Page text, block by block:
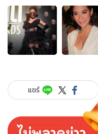
อัลบั้ม
ภาพ
7
ภาพ
ของ
มาลย์
ไม่
หนุ่ม
พิเศษ
แชร์